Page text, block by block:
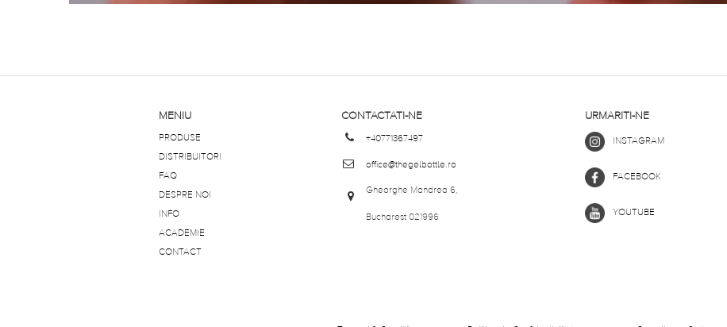
MENIU
PRODUSE
DISTRIBUITORI
FAQ
DESPRE NOI
INFO
ACADEMIE
CONTACT
CONTACTATI-NE
+40771367497
office@thegelbottle.ro
Gheorghe Mandrea 6,
Bucharest 021996
URMARITI-NE
INSTAGRAM
FACEBOOK
YOUTUBE